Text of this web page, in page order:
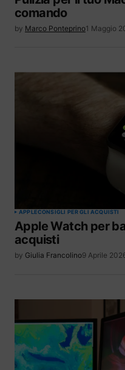
comando
by Marco Ponteprino1 Maggio
APPLECONSIGLI PER GLI ACQUISTI
Apple Watch per
acquisti
by Giulia Francolino9 Aprile